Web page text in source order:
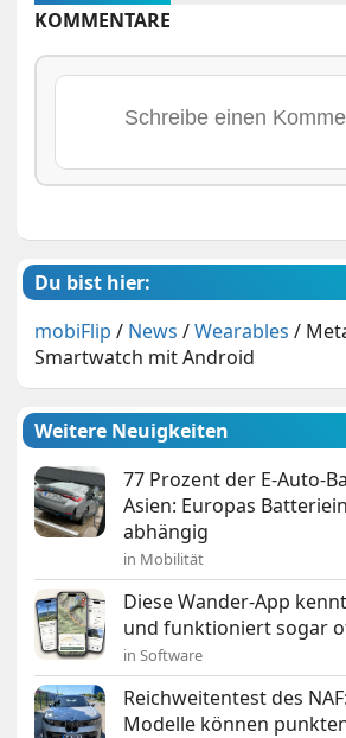
KOMMENTARE
Du bist hier:
mobiFlip / News /Wearables /
Smartwatch mit Android
Weitere Neuigkeiten
77 Prozent der E-Auto-
Asien: Europas
abhängig
in Mobilität
Diese Wander-App
und funktioniert sogar
in Software
Reichweitentest des
Modelle können